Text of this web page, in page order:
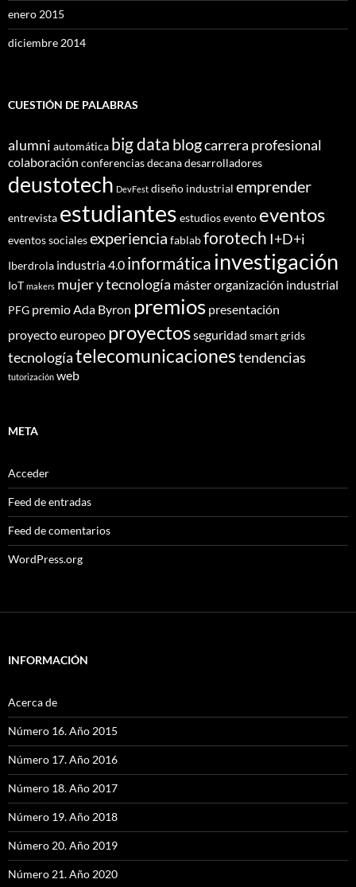
enero 2015
diciembre 2014
CUESTIÓN DE PALABRAS
alumni automática big data blogcarrera profesional
colaboración conferenciasdecanadesarrolladores
deustotech DevFest diseño industrial emprender
entrevista estudiantes estudiosevento eventos
eventos socialesexperiencia fablabforotech I+D+i
Iberdrola industria 4.0 informática investigación
IoT makers mujer y tecnología másterorganización industrial
PFG premio Ada Byron premios presentación
proyecto europeo proyectosseguridad smart grids
tecnologíatelecomunicacionestendencias
tutorización web
META
Acceder
Feed de entradas
Feed de comentarios
WordPress.org
INFORMACIÓN
Acerca de
Número 16. Año 2015
Número 17. Año 2016
Número 18. Año 2017
Número 19. Año 2018
Número 20. Año 2019
Número 21. Año 2020